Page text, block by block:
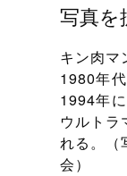
写真を
キン肉マ
1980年代
1994年
ウルトラ
れる。（
会）